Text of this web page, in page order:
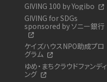
GIVING 100 by Yogibo
GIVING for SDGs
sponsored by ソニー銀行
ケイズハウスNPO助成プロ
グラム
ゆめ・まちクラウドファンディ
ング